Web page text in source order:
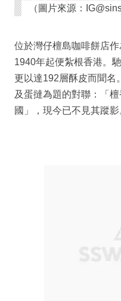
（圖片來源：
位於灣仔檀島咖啡餅店
1940年起便紮根香港。
更以達192層酥皮而聞名
及蛋撻為題的對聯：「
國」，現今已不見其蹤影